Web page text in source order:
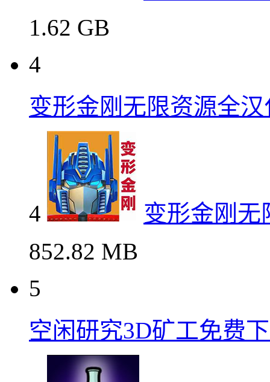
1.62 GB
4
变形金刚无限资源全汉
4
变形金刚无
852.82 MB
5
空闲研究3D矿工免费